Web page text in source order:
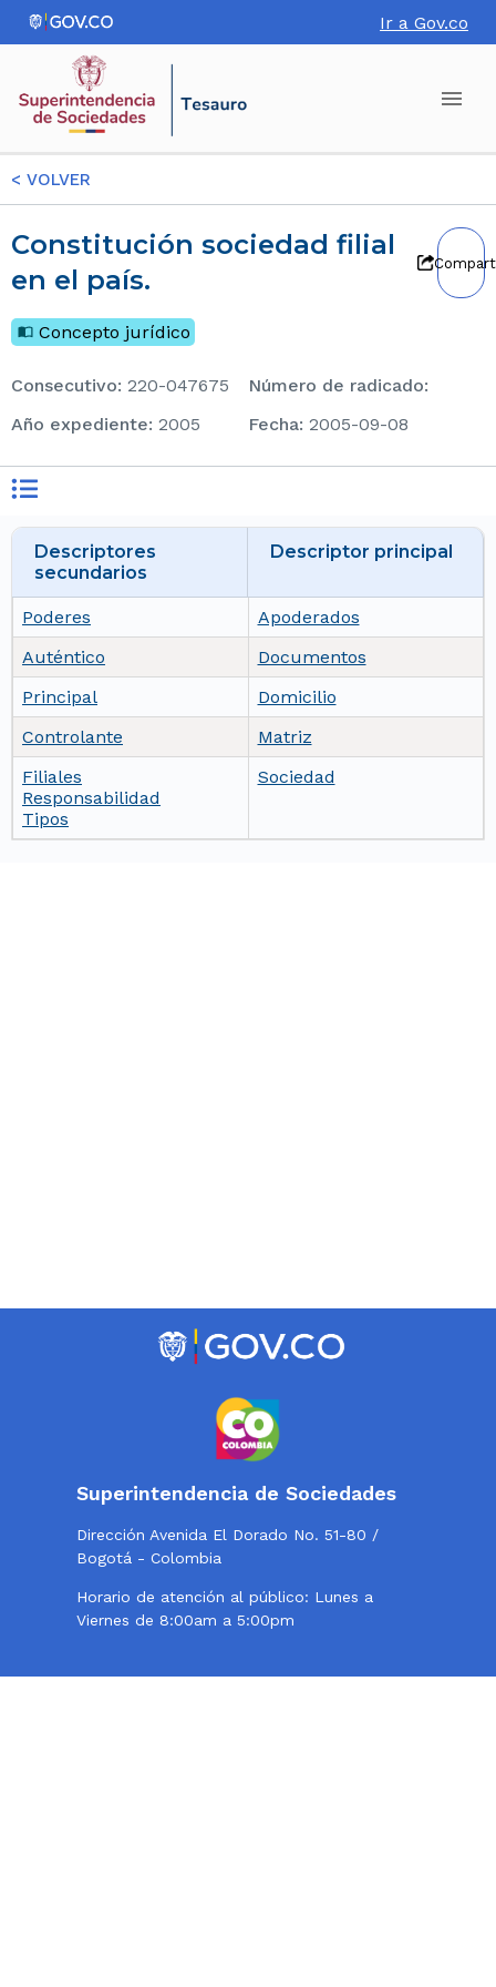
Ir a Gov.co
< VOLVER
Constitución sociedad filial
en el país.
Concepto jurídico
consecutivo: 220-047675 Número de radicado:
Año expediente: 2005 Fecha: 2005-09-08
Descriptores
secundarios
Descriptor principal
Poderes
Apoderados
Auténtico
Documentos
Principal
Domicilio
Controlante
Matriz
Filiales
Responsabilidad
Tipos
Sociedad
Superintendencia de Sociedades
Dirección Avenida El Dorado No. 51-80 /
Bogotá - Colombia
Horario de atención al público: Lunes a
Viernes de 8:00am a 5:00pm